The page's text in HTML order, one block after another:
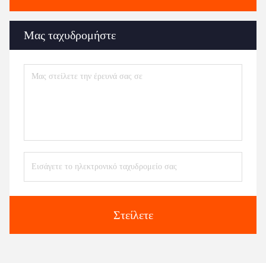
Μας ταχυδρομήστε
Στείλετε